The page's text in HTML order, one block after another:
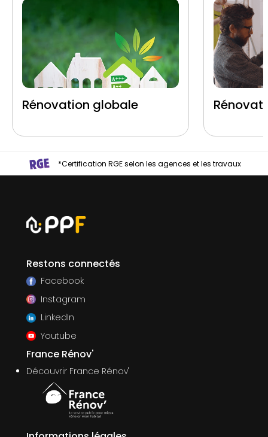
Rénovation globale
*Certification RGE selon les agences et les travaux
Restons connectés
Facebook
Instagram
LinkedIn
Youtube
France Rénov'
Découvrir France Rénov'